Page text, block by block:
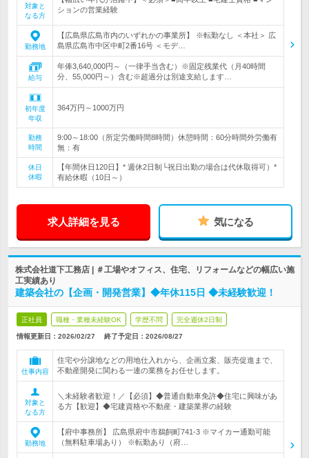
対象と
なる方
ションの営業経験
勤務地
【広島県広島市内のいずれかの事業所】 ※転勤なし ＜本社＞ 広
島県広島市中区中町2番16号 ＜モデ…
給与
年俸3,640,000円～（一律手当含む）※固定残業代（月40時間
分、55,000円～）含む※超過分は別途支給します…
初年度
年収
364万円～1000万円
勤務
時間
9:00～18:00（所定労働時間8時間）休憩時間：60分時間外労働有
無：有
休日
休暇
【年間休日120日】* 週休2日制└祝日出勤の場合は代休取得可）*
有給休暇（10日～）
求人詳細を見る 気になる
株式会社道下工務店 | ＃工場やオフィス、住宅、リフォームなどの幅広い施
工実績あり
建築会社の【企画・開発営業】◆年休115日 ◆未経験歓迎！
正社員 職種・業種未経験OK 学歴不問 完全週休2日制
情報更新日：2026/02/27 終了予定日： 2026/08/27
仕事内容
住宅や分譲地などの用地仕入れから、企画立案、販売促進まで、
不動産開発に関わる一連の業務をお任せします。
対象と
なる方
＼未経験者歓迎！／【必須】◆普通自動車免許◆住宅に興味があ
る方【歓迎】◆宅建資格や不動産・建築業界の経験
勤務地
【府中事務所】 広島県府中市鵜飼町741-3 ※マイカー通勤可能
（無料駐車場あり） ※転勤あり（府…